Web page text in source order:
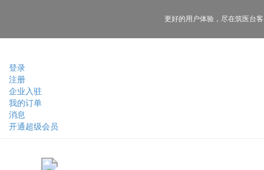
登录
注册
企业入驻
我的订单
消息
开通超级会员
更好的用户体验， 尽在筑医台